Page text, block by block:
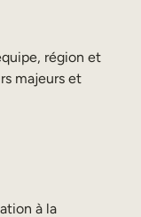
région et
majeurs et
à la